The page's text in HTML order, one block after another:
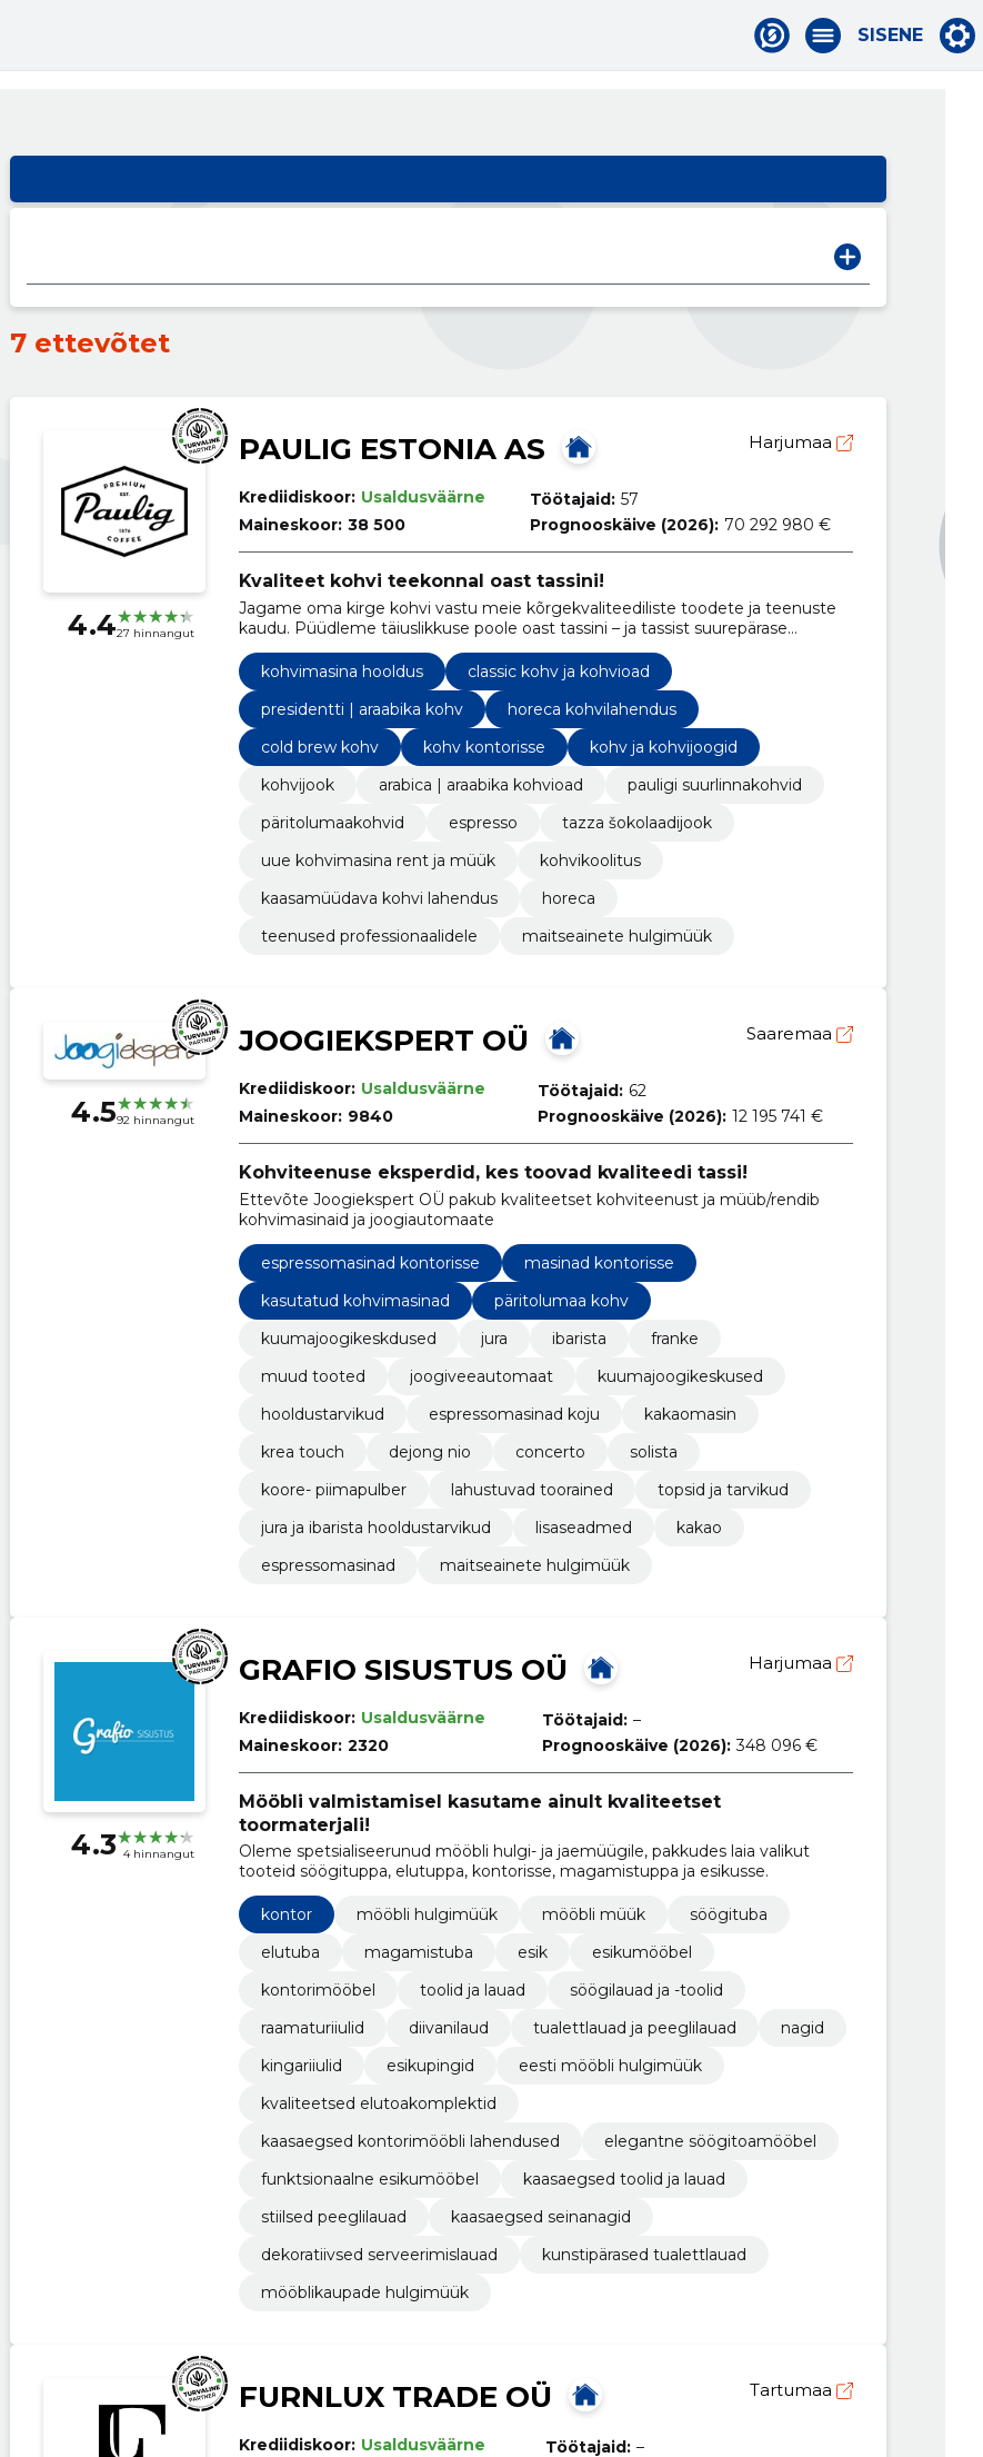
SISENE
7 ettevõtet
4.427 hinnangut
PAULIG ESTONIA AS Harjumaa
Krediidiskoor: Usaldusväärne
Maineskoor: 38 500
Töötajaid: 57
Prognooskäive (2026): 70 292 980 €
Kvaliteet kohvi teekonnal oast tassini!
Jagame oma kirge kohvi vastu meie kõrgekvaliteediliste toodete ja teenuste
kaudu. Püüdleme täiuslikkuse poole oast tassini – ja tassist suurepärase
kohvielamuseni.
kohvimasina hooldus
classic kohv ja kohvioad
presidentti | araabika kohv
horeca kohvilahendus
cold brew kohv
kohv kontorisse
kohv ja kohvijoogid
kohvijook
arabica | araabika kohvioad
pauligi suurlinnakohvid
päritolumaakohvid
espresso
tazza šokolaadijook
uue kohvimasina rent ja müük
kohvikoolitus
kaasamüüdava kohvi lahendus
horeca
teenused professionaalidele
maitseainete hulgimüük
4.592 hinnangut
JOOGIEKSPERT OÜ Saaremaa
Krediidiskoor: Usaldusväärne
Maineskoor: 9840
Töötajaid: 62
Prognooskäive (2026): 12 195 741 €
Kohviteenuse eksperdid, kes toovad kvaliteedi tassi!
Ettevõte Joogiekspert OÜ pakub kvaliteetset kohviteenust ja müüb/rendib
kohvimasinaid ja joogiautomaate
espressomasinad kontorisse
masinad kontorisse
kasutatud kohvimasinad
päritolumaa kohv
kuumajoogikeskdused
jura ibarista
franke
muud tooted
joogiveeautomaat
kuumajoogikeskused
hooldustarvikud
espressomasinad koju
kakaomasin
krea touch
dejong nio concerto
solista
koore- piimapulber
lahustuvad toorained
topsid ja tarvikud
jura ja ibarista hooldustarvikud
lisaseadmed
kakao
espressomasinad
maitseainete hulgimüük
4.3 4 hinnangut
GRAFIO SISUSTUS OÜ Harjumaa
Krediidiskoor: Usaldusväärne
Maineskoor: 2320
Töötajaid: –
Prognooskäive (2026): 348 096 €
Mööbli valmistamisel kasutame ainult kvaliteetset
toormaterjali!
Oleme spetsialiseerunud mööbli hulgi- ja jaemüügile, pakkudes laia valikut
tooteid söögituppa, elutuppa, kontorisse, magamistuppa ja esikusse.
kontor mööbli hulgimüük mööbli müük
söögituba
elutuba
magamistuba esik
esikumööbel
kontorimööbel
toolid ja lauad
söögilauad ja -toolid
raamaturiiulid
diivanilaud tualettlauad ja peeglilauad
nagid
kingariiulid
esikupingid
eesti mööbli hulgimüük
kvaliteetsed elutoakomplektid
kaasaegsed kontorimööbli lahendused
elegantne söögitoamööbel
funktsionaalne esikumööbel
kaasaegsed toolid ja lauad
stiilsed peeglilauad
kaasaegsed seinanagid
dekoratiivsed serveerimislauad
kunstipärased tualettlauad
mööblikaupade hulgimüük
FURNLUX TRADE OÜ Tartumaa
Krediidiskoor: Usaldusväärne
Töötajaid: –